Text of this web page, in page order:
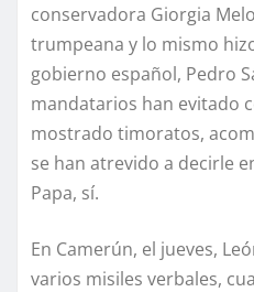
conservadora Giorgia
trumpeana y lo mismo
gobierno español, Pedro
mandatarios han evitado
mostrado timoratos,
se han atrevido a decirle
Papa, sí.
En Camerún, el jueves,
varios misiles verbales,